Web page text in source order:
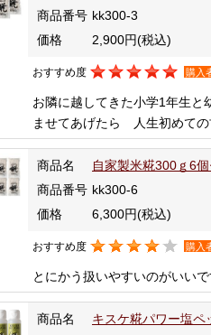
商品番号 kk300-3
価格
2,900円(税込)
おすすめ度 購入
お隣に越してきた小学1年生
ませてあげたら 人生初めての
商品名
自家製米糀300ｇ6個
商品番号 kk300-6
価格
6,300円(税込)
おすすめ度 購入
とにかう扱いやすいのがいい
商品名
キスケ糀パワー塩ペ